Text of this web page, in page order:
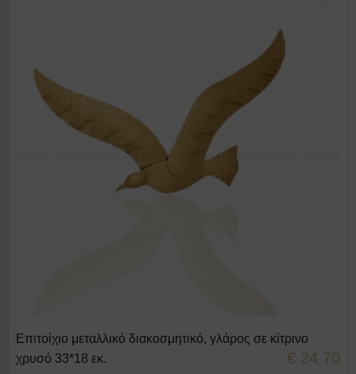
+ΣΤΟ ΚΑΛΑΘΙ
Επιτοίχιο μεταλλικό διακοσμητικό, γλάρος σε κίτρινο
χρυσό 33*18 εκ.
€ 24.70